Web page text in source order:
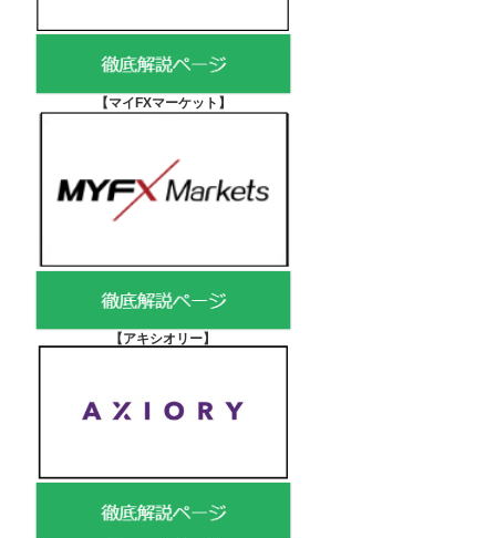
【マイFXマーケット 】
【アキシオリー】